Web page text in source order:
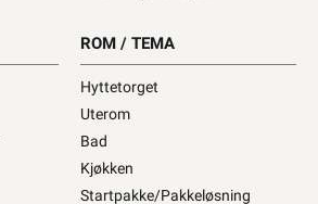
ROM / TEMA
Hyttetorget
Uterom
Bad
Kjøkken
Startpakke/Pakkeløsning